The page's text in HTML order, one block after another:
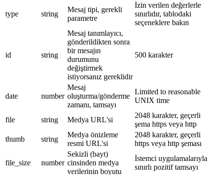
type string
Mesaj tipi, gerekli
parametre
İzin verilen değerlerle
sınırlıdır, tablodaki
seçeneklere bakın
id string
Mesaj tanımlayıcı,
gönderildikten sonra
bir mesajın
durumunu
değiştirmek
istiyorsanız gereklidir
500 karakter
date number
Mesaj
oluşturma/gönderme
zamanı, tamsayı
Limited to reasonable
UNIX time
file string Medya URL'si
2048 karakter, geçerli
şema https veya http
thumb
string
Medya önizleme
resmi URL'si
2048 karakter, geçerli
https veya http şeması
file_size number
Sekizli (bayt)
cinsinden medya
verilerinin boyutu
İstemci uygulamalarıyla
sınırlı pozitif tamsayı